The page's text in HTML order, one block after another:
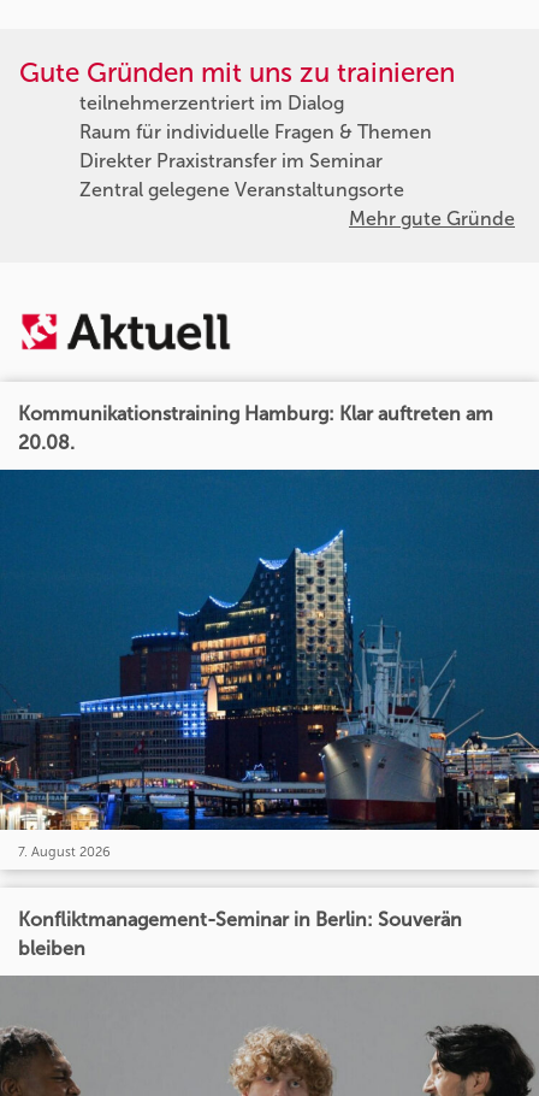
Gute Gründen mit uns zu trainieren
teilnehmerzentriert im Dialog
Raum für individuelle Fragen & Themen
Direkter Praxistransfer im Seminar
Zentral gelegene Veranstaltungsorte
Mehr gute Gründe
Kommunikationstraining Hamburg: Klar auftreten am
20.08.
7. August 2026
Konfliktmanagement-Seminar in Berlin: Souverän
bleiben